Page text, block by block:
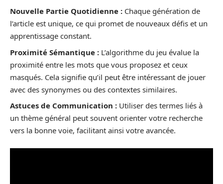
Nouvelle Partie Quotidienne : Chaque génération de
l’article est unique, ce qui promet de nouveaux défis et un
apprentissage constant.
Proximité Sémantique : L’algorithme du jeu évalue la
proximité entre les mots que vous proposez et ceux
masqués. Cela signifie qu’il peut être intéressant de jouer
avec des synonymes ou des contextes similaires.
Astuces de Communication : Utiliser des termes liés à
un thème général peut souvent orienter votre recherche
vers la bonne voie, facilitant ainsi votre avancée.